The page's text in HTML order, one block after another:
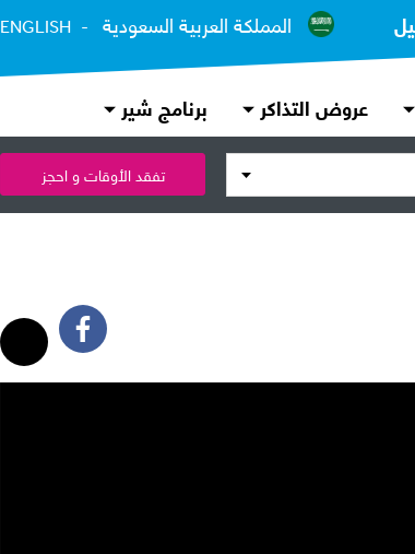
المملكة العربية السعودية ENGLISH
عروض التذاكر برنامج شير
تفقد الأوقات و احجز